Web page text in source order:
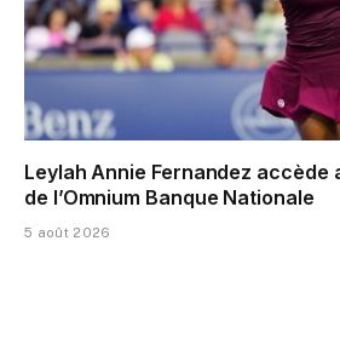
Leylah Annie Fernandez accède
de l’Omnium Banque Nationale
5 août 2026